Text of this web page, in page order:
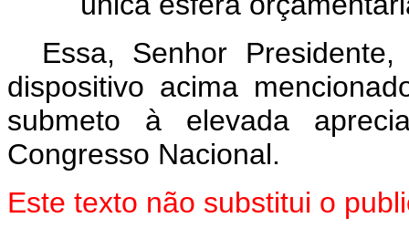
Essa, Senhor
dispositivo acima
submeto à elevada
Congresso Nacional.
Este texto não substitui o